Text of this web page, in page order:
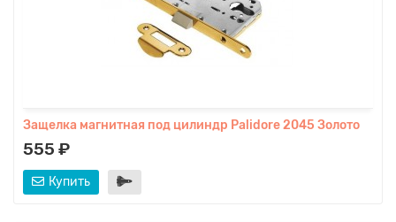
Защелка магнитная под цилиндр Palidore 2045 Золото
555 ₽
Купить